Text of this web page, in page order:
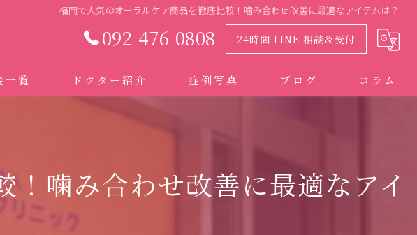
福岡で人気のオーラルケア商品を徹底比較！噛み合わせ改善に最適なアイテムは？
092-476-0808 24時間 LINE 相談＆受付
臓ブラシ
一覧 ドクター紹介 症例写真 ブログ コラム
噛み合わせ改善に最適なアイ